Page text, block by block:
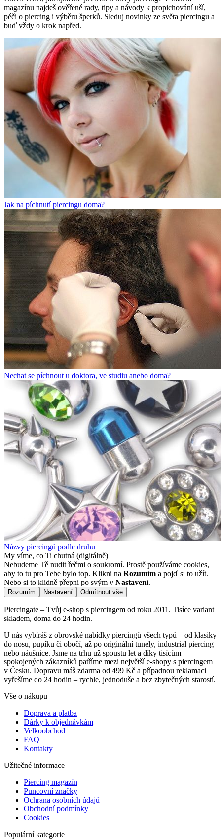
magazínu najdeš ověřené rady, tipy a návody k propichování uší,
péči o piercing i výběru šperků. Sleduj novinky ze světa piercingu a
buď vždy o krok napřed.
Jak na píchnutí piercingu doma?
Nechat se píchnout u doktora, ve studiu anebo doma?
Názvy piercingů podle druhu
My víme, co Ti chutná (digitálně)
Nebudeme Tě nudit řečmi o soukromí. Prostě používáme cookies,
aby to tu pro Tebe bylo top. Klikni na Rozumím a pojď si to užít.
Nebo si to klidně přepni po svým v Nastavení.
Rozumím Nastavení Odmítnout vše
Piercingate – Tvůj e-shop s piercingem od roku 2011. Tisíce variant
skladem, doma do 24 hodin.
U nás vybíráš z obrovské nabídky piercingů všech typů – od klasiky
do nosu, pupíku či obočí, až po originální tunely, industrial piercing
nebo náušnice. Jsme na trhu už spoustu let a díky tisícům
spokojených zákazníků patříme mezi největší e-shopy s piercingem
v Česku. Dopravu máš zdarma od 499 Kč a případnou reklamaci
vyřešíme do 24 hodin – rychle, jednoduše a bez zbytečných starostí.
Vše o nákupu
Doprava a platba
Dárky k objednávkám
Velkoobchod
FAQ
Kontakty
Užitečné informace
Piercing magazín
Puncovní značky
Ochrana osobních údajů
Obchodní podmínky
Cookies
Populární kategorie